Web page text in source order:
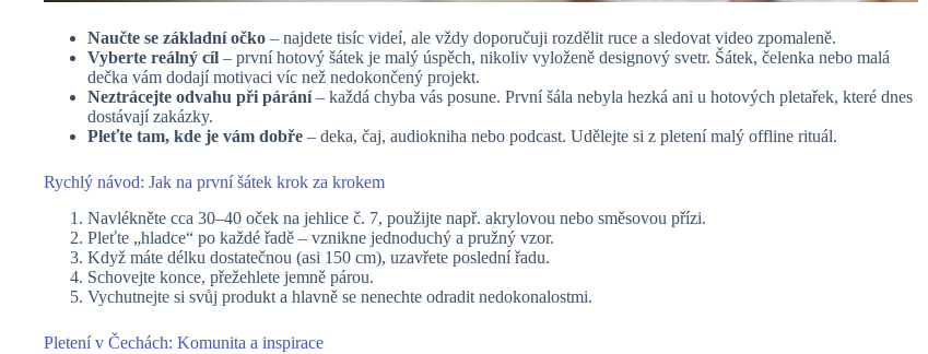
Naučte se základní očko – najdete tisíc videí, ale vždy doporučuji rozdělit ruce a sledovat video zpomaleně.
Vyberte reálný cíl – první hotový šátek je malý úspěch, nikoliv vyloženě designový svetr. Šátek, čelenka nebo malá
dečka vám dodají motivaci víc než nedokončený projekt.
Neztrácejte odvahu při párání– každá chyba vás posune. První šála nebyla hezká ani u hotových pletařek, které dnes
dostávají zakázky.
Pleťte tam, kde je vám dobře – deka, čaj, audiokniha nebo podcast. Udělejte si z pletení malý offline rituál.
Rychlý návod: Jak na první šátek krok za krokem
Navlékněte cca 30–40 oček na jehlice č. 7, použijte např. akrylovou nebo směsovou přízi.
Pleťte „hladce“ po každé řadě – vznikne jednoduchý a pružný vzor.
Když máte délku dostatečnou (asi 150 cm), uzavřete poslední řadu.
Schovejte konce, přežehlete jemně párou.
Vychutnejte si svůj produkt a hlavně se nenechte odradit nedokonalostmi.
Pletení v Čechách: Komunita a inspirace